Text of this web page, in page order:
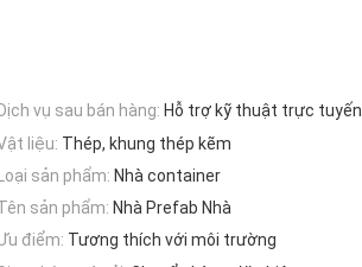
Dịch vụ sau bán hàng: Hỗ trợ kỹ thuật trực tuyến
liệu: Thép, khung thép kẽm
Loại sản phẩm: Nhà container
sản phẩm: Nhà Prefab Nhà
điểm: Tương thích với môi trường